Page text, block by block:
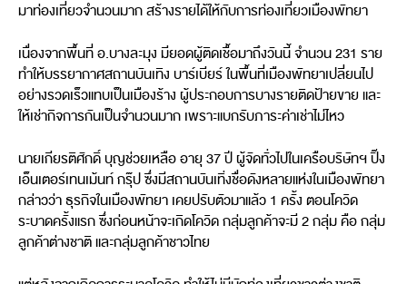
มาท่องเที่ยวจำนวนมาก สร้างรายได้ให้กับการท่องเที่ยวเมืองพัทยา
เนื่องจากพื้นที่ อ.บางละมุง มียอดผู้ติดเชื้อมาถึงวันนี้ จำนวน 231 ราย
ทำให้บรรยากาศสถานบันเทิง บาร์เบียร์ ในพื้นที่เมืองพัทยาเปลี่ยนไป
อย่างรวดเร็วแทบเป็นเมืองร้าง ผู้ประกอบการบางรายติดป้ายขาย และ
ให้เช่ากิจการกันเป็นจำนวนมาก เพราะแบกรับภาระค่าเช่าไม่ไหว
นายเกียรติศักดิ์ บุญช่วยเหลือ อายุ 37 ปี ผู้จัดทั่วไปในเครือบริษัทฯ ปิ๊ง
เอ็นเตอร์เทนเม้นท์ กรุ๊ป ซึ่งมีสถานบันเทิ่งชื่อดังหลายแห่งในเมืองพัทยา
กล่าวว่า ธุรกิจในเมืองพัทยา เคยปรับตัวมาแล้ว 1 ครั้ง ตอนโควิด
ระบาดครั้งแรก ซึ่งก่อนหน้าจะเกิดโควิด กลุ่มลูกค้าจะมี 2 กลุ่ม คือ กลุ่ม
ลูกค้าต่างชาติ และกลุ่มลูกค้าชาวไทย